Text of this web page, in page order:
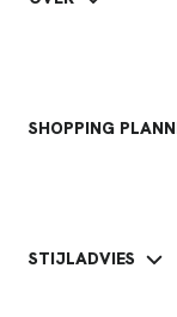
SHOPPING
STIJLADVIES